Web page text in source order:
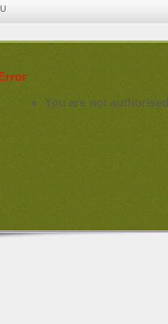
You are not